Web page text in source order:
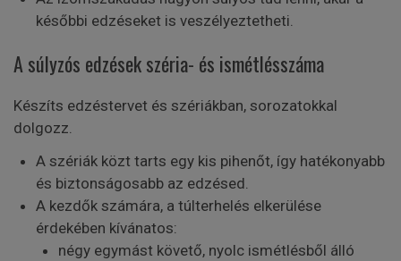
későbbi edzéseket is veszélyeztetheti.
A súlyzós edzések széria- és ismétlésszáma
Készíts edzéstervet és szériákban, sorozatokkal
dolgozz.
A szériák közt tarts egy kis pihenőt, így hatékonyabb
és biztonságosabb az edzésed.
A kezdők számára, a túlterhelés elkerülése
érdekében kívánatos:
négy egymást követő, nyolc ismétlésből álló